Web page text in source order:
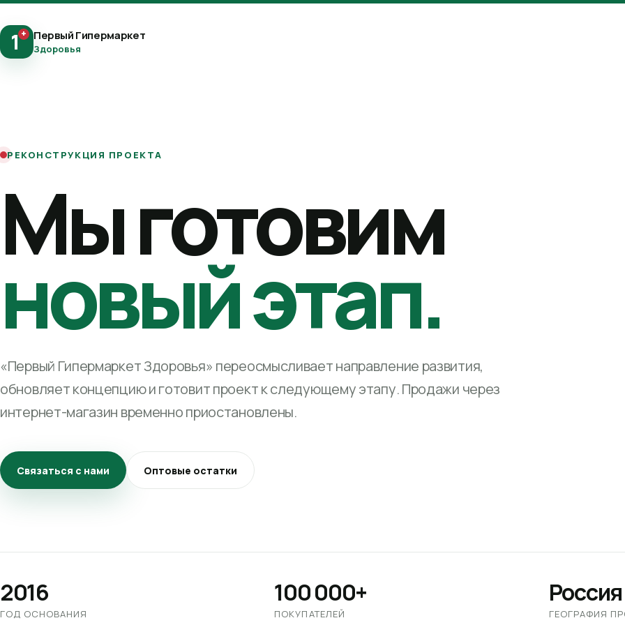
1+ Первый Гипермаркет
Здоровья
РЕКОНСТРУКЦИЯ ПРОЕКТА
Мы готовим
новый этап.
«Первый Гипермаркет Здоровья» переосмысливает направление развития,
обновляет концепцию и готовит проект к следующему этапу. Продажи через
интернет-магазин временно приостановлены.
Связаться с нами Оптовые остатки
2016
ГОД ОСНОВАНИЯ
100 000+
ПОКУПАТЕЛЕЙ
Россия
ГЕОГРАФИЯ